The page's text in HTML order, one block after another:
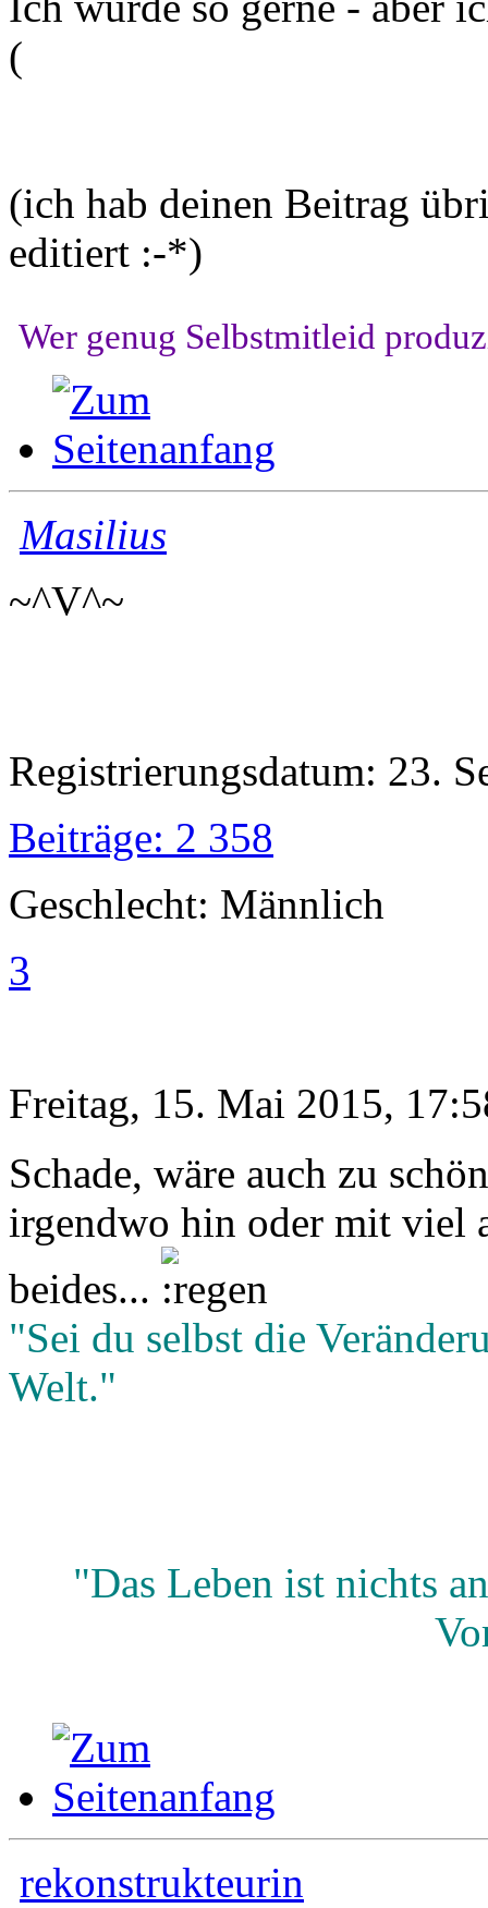
(
(ich hab deinen Beitrag
editiert :-*)
Wer genug Selbstmitleid
Masilius
~^V^~
Registrierungsdatum: 23.
Beiträge: 2 358
Geschlecht: Männlich
3
Freitag, 15. Mai 2015,
Schade, wäre auch zu
irgendwo hin oder mit viel
beides...
"Sei du selbst die
Welt."
"Das Leben ist nichts
rekonstrukteurin